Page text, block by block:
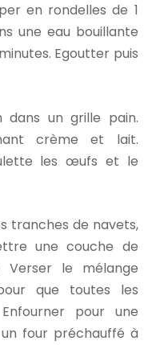
en rondelles de 1
une eau bouillante
Egoutter puis
un grille pain.
crème et lait.
les œufs et le
tranches de navets,
une couche de
le mélange
que toutes les
pour une
four préchauffé à